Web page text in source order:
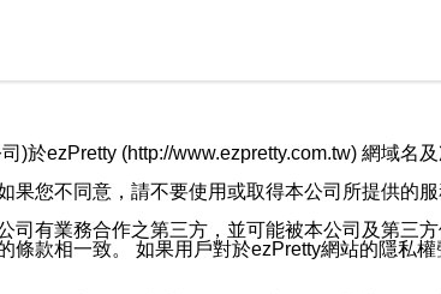
)於ezPretty (http://www.ezpretty.com.tw) 網域名
您不同意，請不要使用或取得本公司所提供的服
有業務合作之第三方，並可能被本公司及第三
款相一致。 如果用戶對於ezPretty網站的隱私